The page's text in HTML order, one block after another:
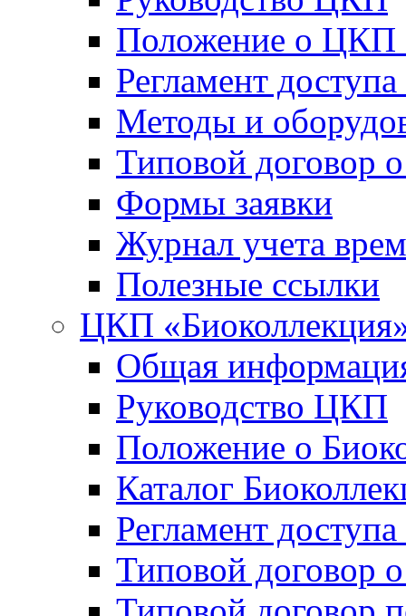
Положение о
Регламент
Методы и
Типовой договор
Формы заявки
Журнал учета
Полезные ссылки
ЦКП
Общая
Руководство ЦКП
Положение о
Каталог
Регламент
Типовой договор